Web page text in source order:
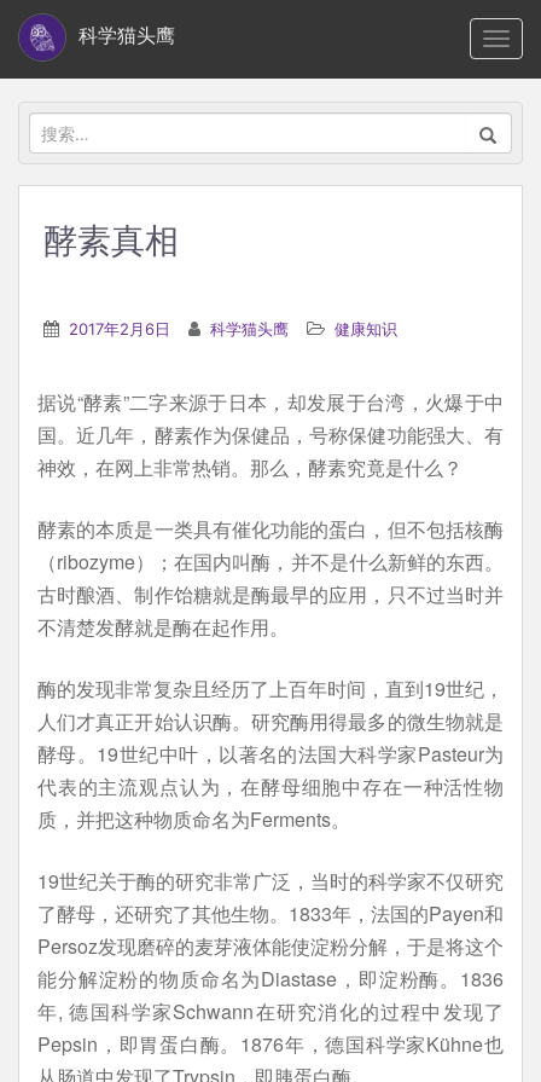
i
科学猫头鹰
搜
索：
酵素真相
2017年2月6日 科学猫头鹰 健康知识
据说“酵素”二字来源于日本，却发展于台湾，火爆于中
国。近几年，酵素作为保健品，号称保健功能强大、有
神效，在网上非常热销。那么，酵素究竟是什么？
酵素的本质是一类具有催化功能的蛋白，但不包括核酶
（ribozyme）；在国内叫酶，并不是什么新鲜的东西。
古时酿酒、制作饴糖就是酶最早的应用，只不过当时并
不清楚发酵就是酶在起作用。
酶的发现非常复杂且经历了上百年时间，直到19世纪，
人们才真正开始认识酶。研究酶用得最多的微生物就是
酵母。19世纪中叶，以著名的法国大科学家Pasteur为
代表的主流观点认为，在酵母细胞中存在一种活性物
质，并把这种物质命名为Ferments。
19世纪关于酶的研究非常广泛，当时的科学家不仅研究
了酵母，还研究了其他生物。1833年，法国的Payen和
Persoz发现磨碎的麦芽液体能使淀粉分解，于是将这个
能分解淀粉的物质命名为Diastase，即淀粉酶。1836
年, 德国科学家Schwann在研究消化的过程中发现了
Pepsin，即胃蛋白酶。1876年，德国科学家Kühne也